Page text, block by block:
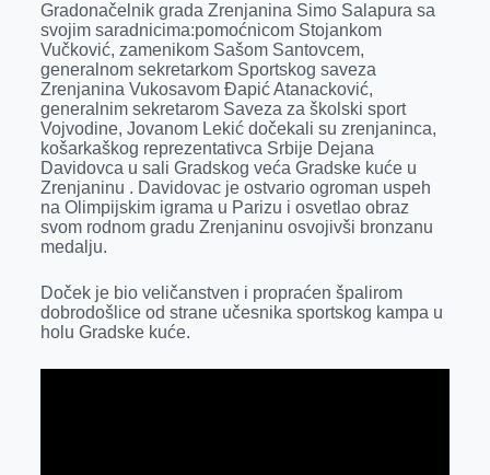
b
o
o
k
e
n
g
e
r
e
d
I
n
r
s
A
p
p
l
Gradonačelnik grada Zrenjanina Simo Salapura sa
svojim saradnicima:pomoćnicom Stojankom
Vučković, zamenikom Sašom Santovcem,
generalnom sekretarkom Sportskog saveza
Zrenjanina Vukosavom Đapić Atanacković,
generalnim sekretarom Saveza za školski sport
Vojvodine, Jovanom Lekić dočekali su zrenjaninca,
košarkaškog reprezentativca Srbije Dejana
Davidovca u sali Gradskog veća Gradske kuće u
Zrenjaninu . Davidovac je ostvario ogroman uspeh
na Olimpijskim igrama u Parizu i osvetlao obraz
svom rodnom gradu Zrenjaninu osvojivši bronzanu
medalju.
Doček je bio veličanstven i propraćen špalirom
dobrodošlice od strane učesnika sportskog kampa u
holu Gradske kuće.